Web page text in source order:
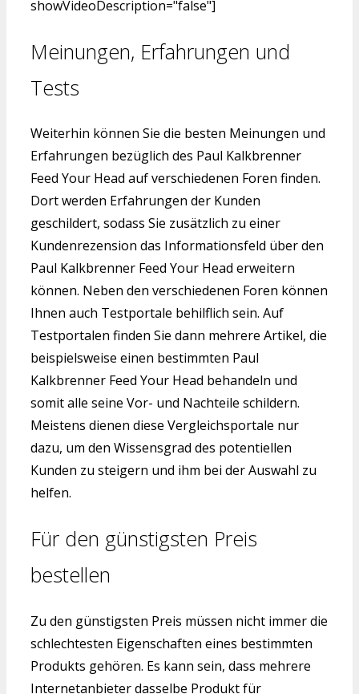
showVideoDescription="false"]
Meinungen, Erfahrungen und
Tests
Weiterhin können Sie die besten Meinungen und
Erfahrungen bezüglich des Paul Kalkbrenner
Feed Your Head auf verschiedenen Foren finden.
Dort werden Erfahrungen der Kunden
geschildert, sodass Sie zusätzlich zu einer
Kundenrezension das Informationsfeld über den
Paul Kalkbrenner Feed Your Head erweitern
können. Neben den verschiedenen Foren können
Ihnen auch Testportale behilflich sein. Auf
Testportalen finden Sie dann mehrere Artikel, die
beispielsweise einen bestimmten Paul
Kalkbrenner Feed Your Head behandeln und
somit alle seine Vor- und Nachteile schildern.
Meistens dienen diese Vergleichsportale nur
dazu, um den Wissensgrad des potentiellen
Kunden zu steigern und ihm bei der Auswahl zu
helfen.
Für den günstigsten Preis
bestellen
Zu den günstigsten Preis müssen nicht immer die
schlechtesten Eigenschaften eines bestimmten
Produkts gehören. Es kann sein, dass mehrere
Internetanbieter dasselbe Produkt für